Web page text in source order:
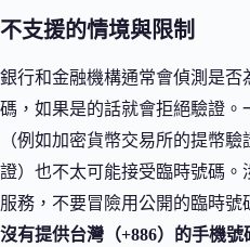
不支援的情境與限制
銀行和金融機構通常會偵測是否
碼，如果是的話就會拒絕驗證。
（例如加密貨幣交易所的提幣
證）也不太可能接受臨時號碼。
服務，不要冒險用公開的臨時號
沒有提供台灣（+886）的手機號